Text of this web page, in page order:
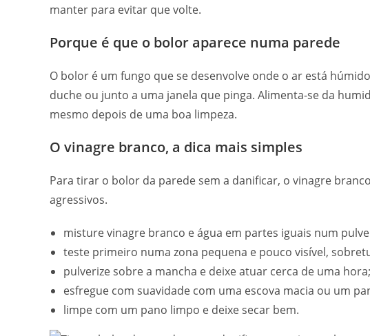
manter para evitar que volte.
Porque é que o bolor aparece numa parede
O bolor é um fungo que se desenvolve onde o ar está
duche ou junto a uma janela que pinga. Alimenta-se da
mesmo depois de uma boa limpeza.
O vinagre branco, a dica mais simples
Para tirar o bolor da parede sem a danificar, o vinagre
agressivos.
misture vinagre branco e água em partes iguais num
teste primeiro numa zona pequena e pouco visível,
pulverize sobre a mancha e deixe atuar cerca de uma hora;
esfregue com suavidade com uma escova macia ou um
limpe com um pano limpo e deixe secar bem.